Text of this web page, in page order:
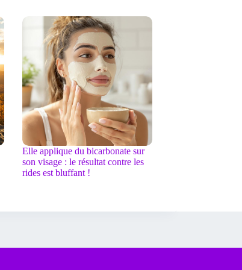
Elle applique du bicarbonate sur
son visage : le résultat contre les
rides est bluffant !